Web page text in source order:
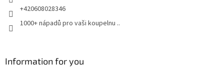
+420608028346
1000+ nápadů pro vaši koupelnu ..
Information for you